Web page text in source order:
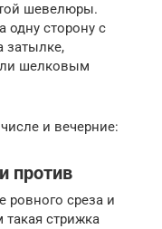
шевелюры.
одну сторону с
затылке,
шелковым
и вечерние:
против
ровного среза и
стрижка